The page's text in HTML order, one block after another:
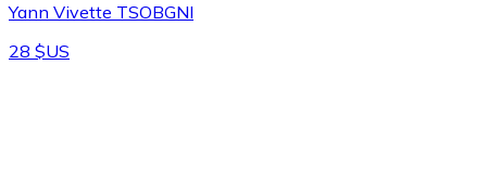
Yann Vivette TSOBGNI
28 $US